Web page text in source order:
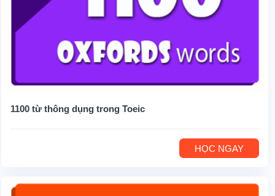
1100 từ thông dụng trong Toeic
HỌC NGAY